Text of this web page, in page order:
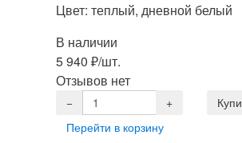
Цвет: теплый, дневной белый
В наличии
5 940 ₽/шт.
Отзывов нет
Перейти в корзину